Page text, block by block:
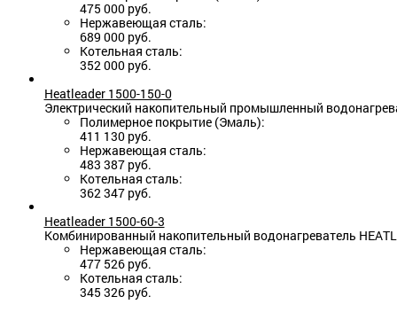
475 000 руб.
Нержавеющая сталь:
689 000 руб.
Котельная сталь:
352 000 руб.
Heatleader 1500-150-0
Электрический накопительный промышленный
Полимерное покрытие (Эмаль):
411 130 руб.
Нержавеющая сталь:
483 387 руб.
Котельная сталь:
362 347 руб.
Heatleader 1500-60-3
Комбинированный накопительный водонагреватель
Нержавеющая сталь:
477 526 руб.
Котельная сталь:
345 326 руб.